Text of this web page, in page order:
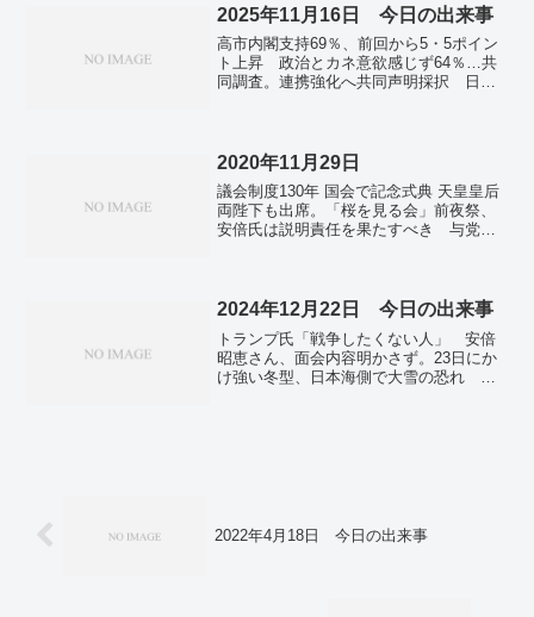
即時停戦に難色…ロ大統領。
検察、弁護側に提示。米大統領、核合意
「近づいている」 イラン高官、核開発
放棄の用意。トランプ氏とネタニヤフ氏
にズレ 中東外交で「イスラエル外
し」。インドネシア大統領、豪首相と会
2025年11月16日 今日の出来事
高市内閣支持69％、前回から5・5ポイン
ト上昇 政治とカネ意欲感じず64％…共
同調査。連携強化へ共同声明採択 日
入 ２時間半後駆除、けが人なし。平壌
に異例の欧米製ゲームセンター 旧作多
く回線館内のみ。アマゾン保護で先住民
大規模デモ ＣＯＰ３０開催のブラジル
北部。
2020年11月29日
議会制度130年 国会で記念式典 天皇皇后
両陛下も出席。「桜を見る会」前夜祭、
安倍氏は説明責任を果たすべき 与党幹
表。
2024年12月22日 今日の出来事
トランプ氏「戦争したくない人」 安倍
昭恵さん、面会内容明かさず。23日にか
け強い冬型、日本海側で大雪の恐れ 暴
2022年4月18日 今日の出来事